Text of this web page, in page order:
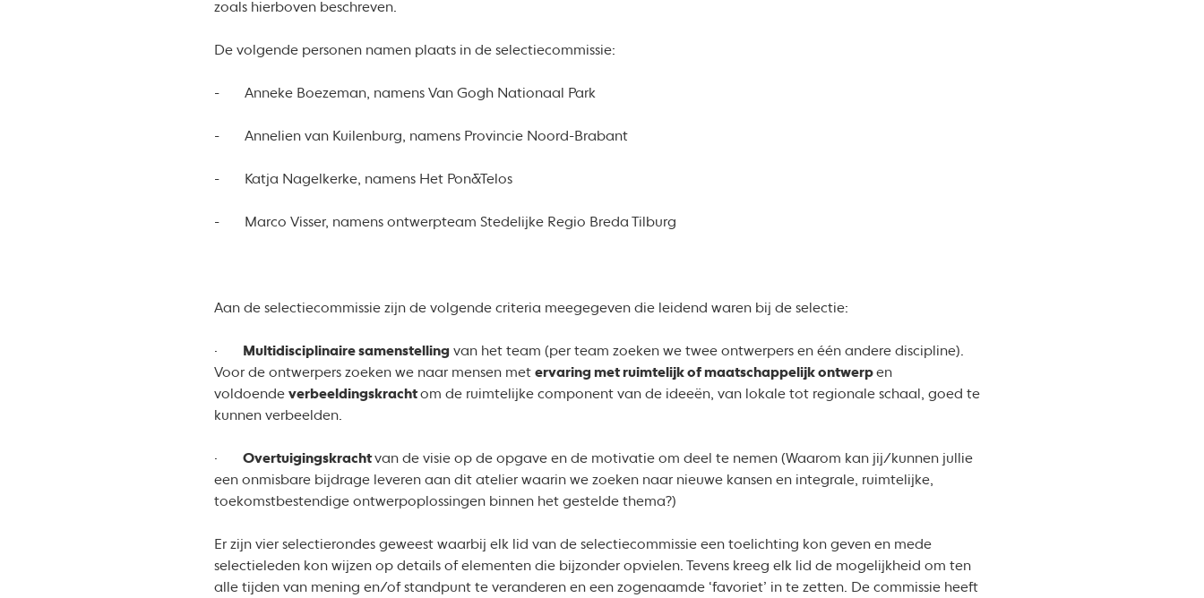
zoals hierboven beschreven.
De volgende personen namen plaats in de selectiecommissie:
- Anneke Boezeman, namens Van Gogh Nationaal Park
- Annelien van Kuilenburg, namens Provincie Noord-Brabant
- Katja Nagelkerke, namens Het Pon&Telos
- Marco Visser, namens ontwerpteam Stedelijke Regio Breda Tilburg
Aan de selectiecommissie zijn de volgende criteria meegegeven die leidend waren bij de selectie:
· Multidisciplinaire samenstelling van het team (per team zoeken we twee ontwerpers en één andere discipline).
Voor de ontwerpers zoeken we naar mensen met ervaring met ruimtelijk of maatschappelijk ontwerpen
voldoende verbeeldingskrachtom de ruimtelijke component van de ideeën, van lokale tot regionale schaal, goed te
kunnen verbeelden.
· Overtuigingskrachtvan de visie op de opgave en de motivatie om deel te nemen (Waarom kan jij/kunnen jullie
een onmisbare bijdrage leveren aan dit atelier waarin we zoeken naar nieuwe kansen en integrale, ruimtelijke,
toekomstbestendige ontwerpoplossingen binnen het gestelde thema?)
Er zijn vier selectierondes geweest waarbij elk lid van de selectiecommissie een toelichting kon geven en mede
selectieleden kon wijzen op details of elementen die bijzonder opvielen. Tevens kreeg elk lid de mogelijkheid om ten
alle tijden van mening en/of standpunt te veranderen en een zogenaamde ‘favoriet’ in te zetten. De commissie heeft